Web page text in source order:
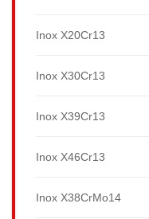
Inox X20Cr13
Inox X30Cr13
Inox X39Cr13
Inox X46Cr13
Inox X38CrMo14